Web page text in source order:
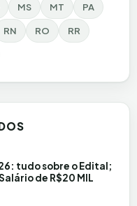
MS MT PA
RN RO RR
tudo sobre o Edital;
de R$20 MIL